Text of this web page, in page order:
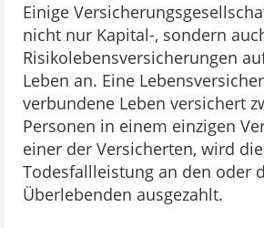
Einige
nicht nur Kapital-, sondern
Risikolebensversicherungen
Leben an. Eine
verbundene Leben versichert
Personen in einem einzigen
einer der Versicherten, wird die
Todesfallleistung an den oder
Überlebenden ausgezahlt.